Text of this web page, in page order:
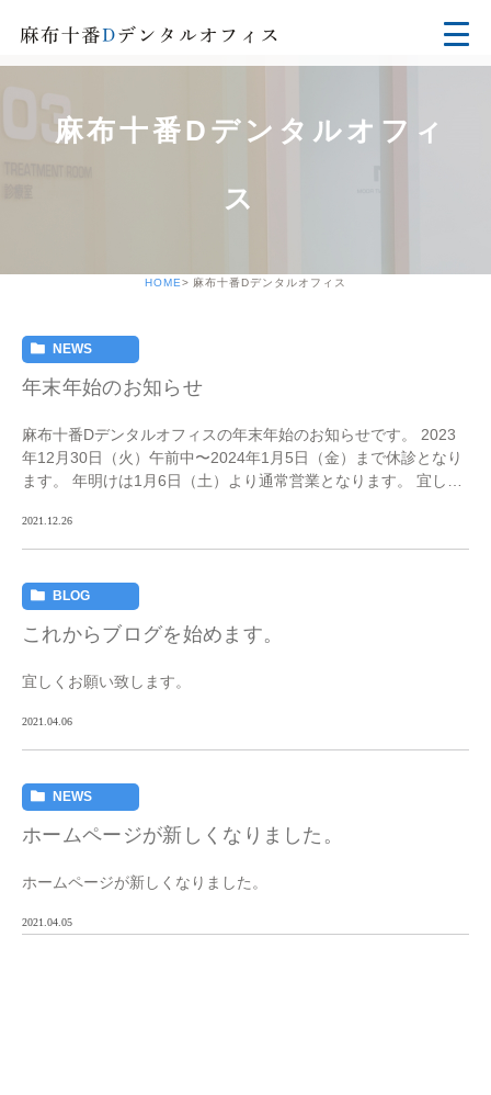
麻布十番Dデンタルオフィ
ス
HOME 麻布十番Dデンタルオフィス
NEWS
年末年始のお知らせ
麻布十番Dデンタルオフィスの年末年始のお知らせです。 2023
年12月30日（火）午前中〜2024年1月5日（金）まで休診となり
ます。 年明けは1月6日（土）より通常営業となります。 宜しく
2021.12.26
BLOG
これからブログを始めます。
宜しくお願い致します。
2021.04.06
NEWS
ホームページが新しくなりました。
ホームページが新しくなりました。
2021.04.05